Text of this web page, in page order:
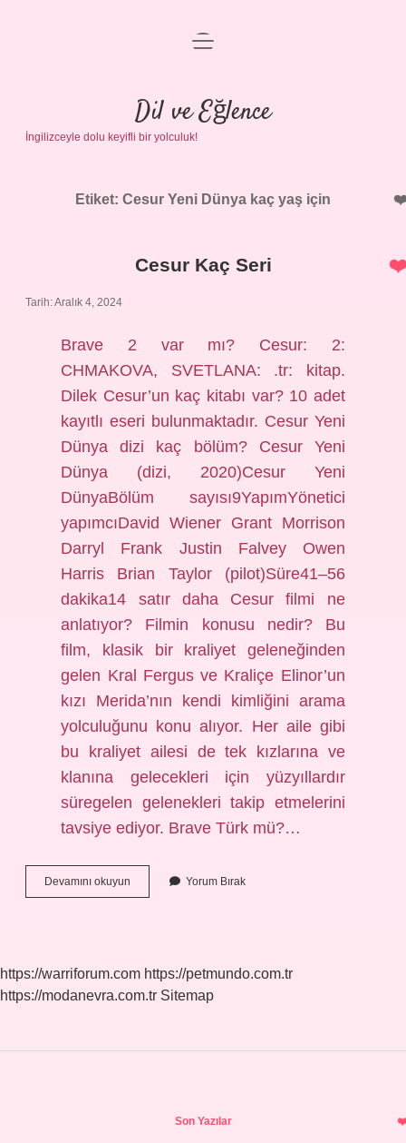
Anasayfa
Gizlilik Politikası
Yasal Uyarı
menüyü
Dil ve Eğlence
İngilizceyle dolu keyifli bir yolculuk!
Etiket: Cesur Yeni Dünya kaç yaş için
Cesur Kaç Seri
Tarih: Aralık 4, 2024
Brave 2 var mı? Cesur: 2:
CHMAKOVA, SVETLANA: .tr: kitap.
Dilek Cesur’un kaç kitabı var? 10 adet
kayıtlı eseri bulunmaktadır. Cesur Yeni
Dünya dizi kaç bölüm? Cesur Yeni
Dünya (dizi, 2020)Cesur Yeni
DünyaBölüm sayısı9YapımYönetici
yapımcıDavid Wiener Grant Morrison
Darryl Frank Justin Falvey Owen
Harris Brian Taylor (pilot)Süre41–56
dakika14 satır daha Cesur filmi ne
anlatıyor? Filmin konusu nedir? Bu
film, klasik bir kraliyet geleneğinden
gelen Kral Fergus ve Kraliçe Elinor’un
kızı Merida’nın kendi kimliğini arama
yolculuğunu konu alıyor. Her aile gibi
bu kraliyet ailesi de tek kızlarına ve
klanına gelecekleri için yüzyıllardır
süregelen gelenekleri takip etmelerini
tavsiye ediyor. Brave Türk mü?…
Devamını okuyun
Kaç
Yorum Bırak
https://warriforum.com https://petmundo.com.tr
https://modanevra.com.tr Sitemap
Son Yazılar